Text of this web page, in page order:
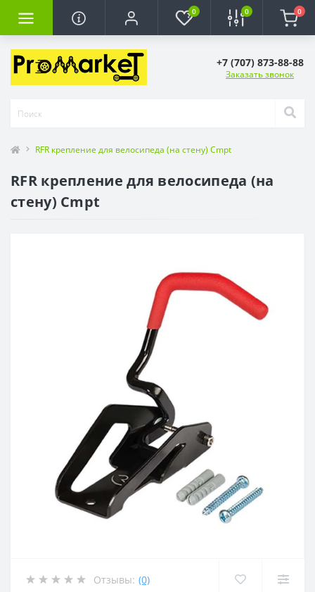
0 0 0
+7 (707) 873-88-88
Заказать звонок
RFR крепление для велосипеда (на стену) Cmpt
RFR крепление для велосипеда (на
стену) Cmpt
Отзывы: (0)